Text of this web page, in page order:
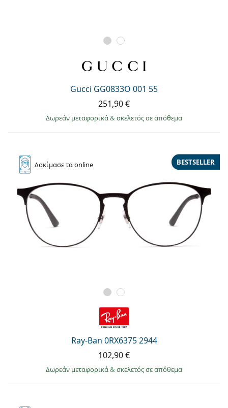
Gucci GG0833O 001 55
251,90 €
Δωρεάν μεταφορικά& σκελετός σε απόθεμα
Δοκίμασετα online
Ray-Ban 0RX6375 2944
BESTSELLER
102,90 €
Δωρεάν μεταφορικά& σκελετός σε απόθεμα